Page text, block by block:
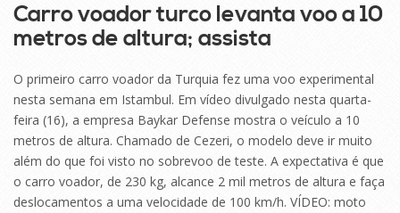
Carro voador turco levanta voo a 10
metros de altura; assista
O primeiro carro voador da Turquia fez uma voo experimental
nesta semana em Istambul. Em vídeo divulgado nesta quarta-
feira (16), a empresa Baykar Defense mostra o veículo a 10
metros de altura. Chamado de Cezeri, o modelo deve ir muito
além do que foi visto no sobrevoo de teste. A expectativa é que
o carro voador, de 230 kg, alcance 2 mil metros de altura e faça
deslocamentos a uma velocidade de 100 km/h. VÍDEO: moto